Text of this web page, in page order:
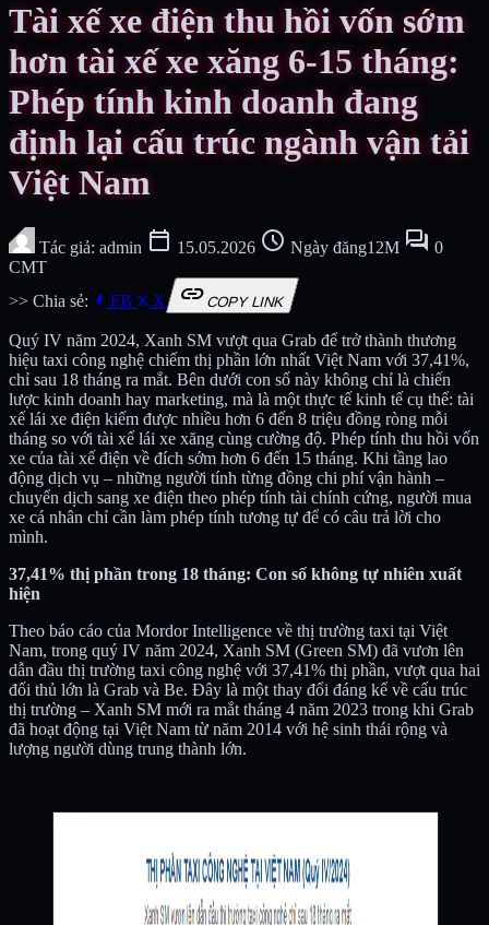
Tài xế xe điện thu hồi vốn sớm
hơn tài xế xe xăng 6-15 tháng:
Phép tính kinh doanh đang
định lại cấu trúc ngành vận tải
Việt Nam
Tác giả: admin calendar_today 15.05.2026 schedule Ngày đăng12M forum 0
CMT
>> Chia sẻ:
FB X linkCOPY LINK
Quý IV năm 2024, Xanh SM vượt qua Grab để trở thành thương
hiệu taxi công nghệ chiếm thị phần lớn nhất Việt Nam với 37,41%,
chỉ sau 18 tháng ra mắt. Bên dưới con số này không chỉ là chiến
lược kinh doanh hay marketing, mà là một thực tế kinh tế cụ thể: tài
xế lái xe điện kiếm được nhiều hơn 6 đến 8 triệu đồng ròng mỗi
tháng so với tài xế lái xe xăng cùng cường độ. Phép tính thu hồi vốn
xe của tài xế điện về đích sớm hơn 6 đến 15 tháng. Khi tầng lao
động dịch vụ – những người tính từng đồng chi phí vận hành –
chuyển dịch sang xe điện theo phép tính tài chính cứng, người mua
xe cá nhân chỉ cần làm phép tính tương tự để có câu trả lời cho
mình.
37,41% thị phần trong 18 tháng: Con số không tự nhiên xuất
hiện
Theo báo cáo của Mordor Intelligence về thị trường taxi tại Việt
Nam, trong quý IV năm 2024, Xanh SM (Green SM) đã vươn lên
dẫn đầu thị trường taxi công nghệ với 37,41% thị phần, vượt qua hai
đối thủ lớn là Grab và Be. Đây là một thay đổi đáng kể về cấu trúc
thị trường – Xanh SM mới ra mắt tháng 4 năm 2023 trong khi Grab
đã hoạt động tại Việt Nam từ năm 2014 với hệ sinh thái rộng và
lượng người dùng trung thành lớn.